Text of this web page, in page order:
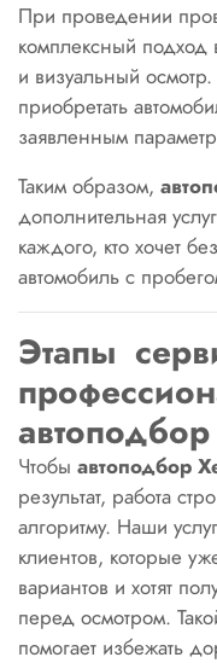
При проведении
комплексный подход
и визуальный
приобретать
заявленным
Таким образом,
дополнительная
каждого, кто хочет
автомобиль с
Этапы
Чтобы автоподбор
результат, работа
алгоритму. Наши
клиентов, которые
вариантов и хотят
перед осмотром.
помогает избежать